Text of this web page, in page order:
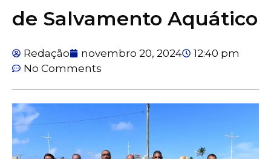
de Salvamento Aquático
Redação novembro 20, 2024
12:40 pm
No Comments